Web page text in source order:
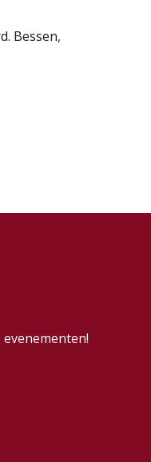
Bessen,